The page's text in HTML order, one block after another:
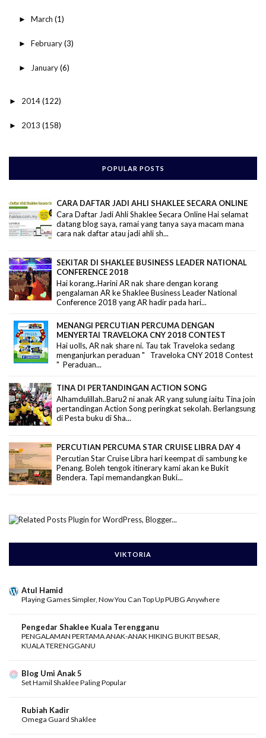
► March (1)
► February(3)
► January(6)
► 2014(122)
► 2013 (158)
POPULAR POSTS
CARA DAFTAR JADI AHLI SHAKLEE SECARA ONLINE
Cara Daftar Jadi Ahli Shaklee Secara Online Hai selamat
datang blog saya, ramai yang tanya saya macam mana
cara nak daftar atau jadi ahli sh...
SEKITAR DI SHAKLEE BUSINESS LEADER NATIONAL
CONFERENCE 2018
Hai korang..Harini AR nak share dengan korang
pengalaman AR ke Shaklee Business Leader National
Conference 2018 yang AR hadir pada hari...
MENANGI PERCUTIAN PERCUMA DENGAN
MENYERTAI TRAVELOKA CNY 2018 CONTEST
Hai uolls, AR nak share ni. Tau tak Traveloka sedang
menganjurkan peraduan " Traveloka CNY 2018 Contest
" Peraduan...
TINA DI PERTANDINGAN ACTION SONG
Alhamdulillah..Baru2 ni anak AR yang sulung iaitu Tina join
pertandingan Action Song peringkat sekolah. Berlangsung
di Pesta buku di Sha...
PERCUTIAN PERCUMA STAR CRUISE LIBRA DAY 4
Percutian Star Cruise Libra hari keempat di sambung ke
Penang. Boleh tengok itinerary kami akan ke Bukit
Bendera. Tapi memandangkan Buki...
VIKTORIA
Atul Hamid
Playing Games Simpler, Now You Can Top Up PUBG Anywhere
Pengedar Shaklee Kuala Terengganu
PENGALAMAN PERTAMA ANAK-ANAK HIKING BUKIT BESAR,
KUALA TERENGGANU
Blog Umi Anak 5
Set Hamil Shaklee Paling Popular
Rubiah Kadir
Omega Guard Shaklee